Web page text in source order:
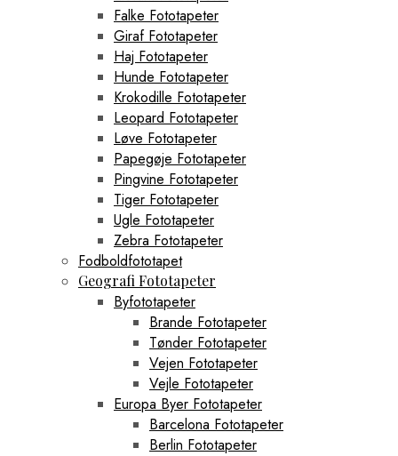
Falke Fototapeter
Giraf Fototapeter
Haj Fototapeter
Hunde Fototapeter
Krokodille Fototapeter
Leopard Fototapeter
Løve Fototapeter
Papegøje Fototapeter
Pingvine Fototapeter
Tiger Fototapeter
Ugle Fototapeter
Zebra Fototapeter
Fodboldfototapet
Geografi Fototapeter
Byfototapeter
Brande Fototapeter
Tønder Fototapeter
Vejen Fototapeter
Vejle Fototapeter
Europa Byer Fototapeter
Barcelona Fototapeter
Berlin Fototapeter